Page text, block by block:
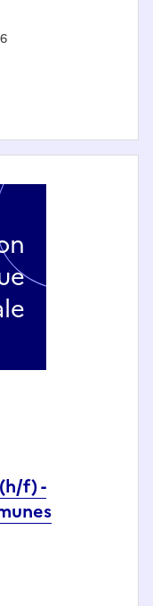
de l'accueil /
f) -